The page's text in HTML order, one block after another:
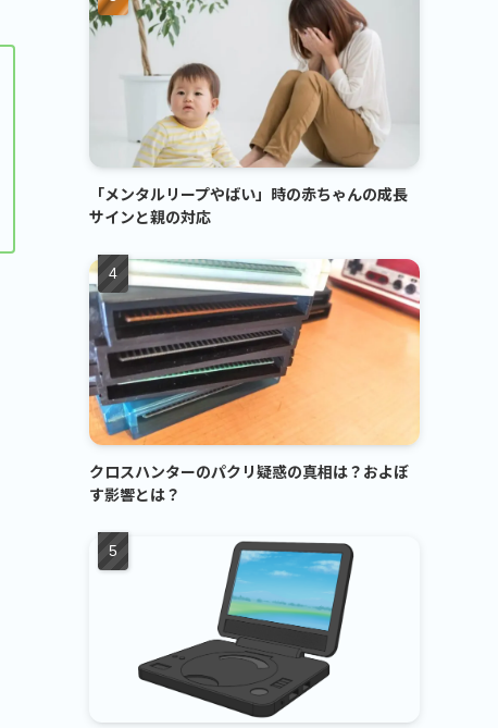
「メンタルリープやばい」時の赤ちゃんの成長
サインと親の対応
クロスハンターのパクリ疑惑の真相は？およぼ
す影響とは？